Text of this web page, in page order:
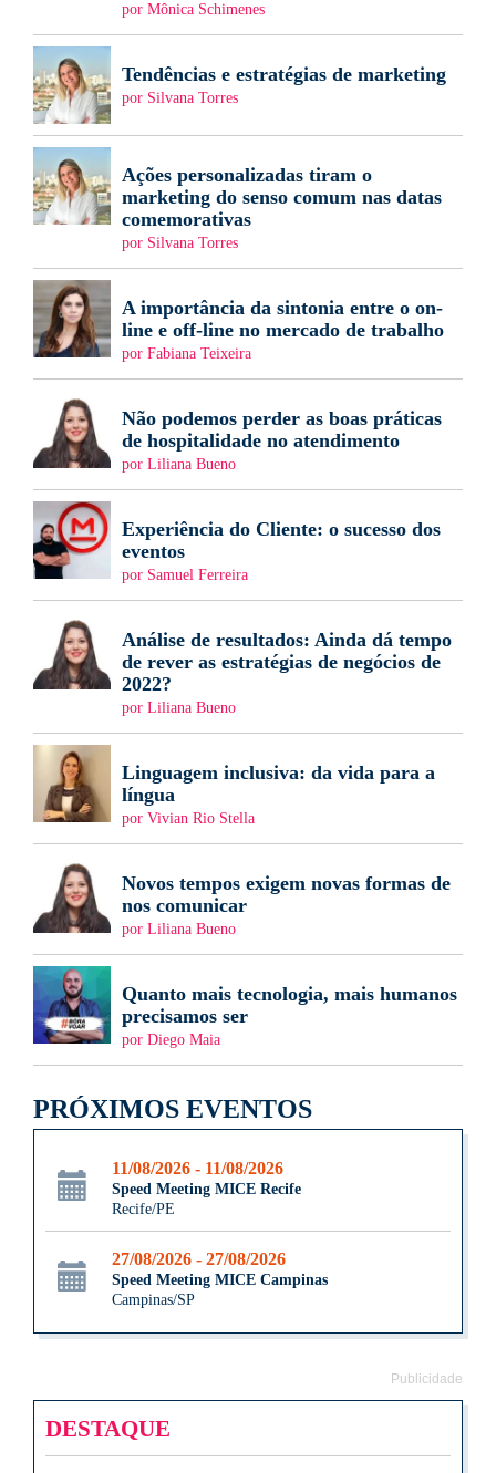
por Mônica Schimenes
Tendências e estratégias de marketing
por Silvana Torres
Ações personalizadas tiram o
marketing do senso comum nas datas
comemorativas
por Silvana Torres
A importância da sintonia entre o on-
line e off-line no mercado de trabalho
por Fabiana Teixeira
Não podemos perder as boas práticas
de hospitalidade no atendimento
por Liliana Bueno
Experiência do Cliente: o sucesso dos
eventos
por Samuel Ferreira
Análise de resultados: Ainda dá tempo
de rever as estratégias de negócios de
2022?
por Liliana Bueno
Linguagem inclusiva: da vida para a
língua
por Vivian Rio Stella
Novos tempos exigem novas formas de
nos comunicar
por Liliana Bueno
Quanto mais tecnologia, mais humanos
precisamos ser
por Diego Maia
PRÓXIMOS EVENTOS
11/08/2026 - 11/08/2026
Speed Meeting MICE Recife
Recife/PE
27/08/2026 - 27/08/2026
Speed Meeting MICE Campinas
Campinas/SP
Publicidade
DESTAQUE